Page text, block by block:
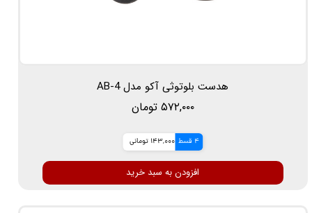
هدست بلوتوثی آکو مدل AB-4
۵۷۲,۰۰۰ تومان
4 قسط 143,000 تومانی
افزودن به سبد خرید